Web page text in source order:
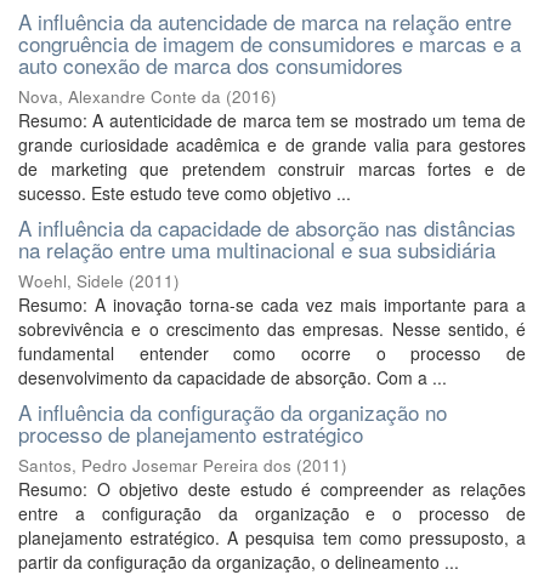
A influência da autencidade de marca na relação entre
congruência de imagem de consumidores e marcas e a
auto conexão de marca dos consumidores
Nova, Alexandre Conte da (2016)
Resumo: A autenticidade de marca tem se mostrado um tema de
grande curiosidade acadêmica e de grande valia para gestores
de marketing que pretendem construir marcas fortes e de
sucesso. Este estudo teve como objetivo ...
A influência da capacidade de absorção nas distâncias
na relação entre uma multinacional e sua subsidiária
Woehl, Sidele (2011)
Resumo: A inovação torna-se cada vez mais importante para a
sobrevivência e o crescimento das empresas. Nesse sentido, é
fundamental entender como ocorre o processo de
desenvolvimento da capacidade de absorção. Com a ...
A influência da configuração da organização no
processo de planejamento estratégico
Santos, Pedro Josemar Pereira dos (2011)
Resumo: O objetivo deste estudo é compreender as relações
entre a configuração da organização e o processo de
planejamento estratégico. A pesquisa tem como pressuposto, a
partir da configuração da organização, o delineamento ...